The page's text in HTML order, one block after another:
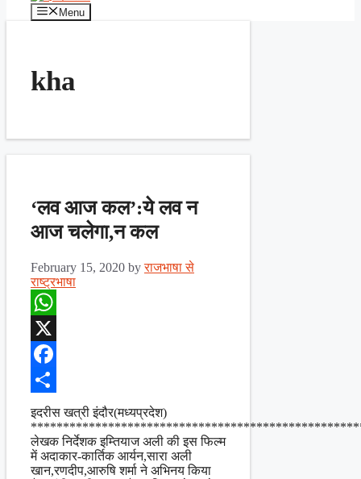
Menu
kha
‘लव आज कल’:ये लव न
आज चलेगा,न कल
February 15, 2020 byराजभाषा से
राष्ट्रभाषा
WhatsApp
X
Facebook
Share
इदरीस खत्री इंदौर(मध्यप्रदेश)
लेखक निर्देशक इम्तियाज अली की इस फिल्म
में अदाकार-कार्तिक आर्यन,सारा अली
खान,रणदीप,आरुषि शर्मा ने अभिनय किया